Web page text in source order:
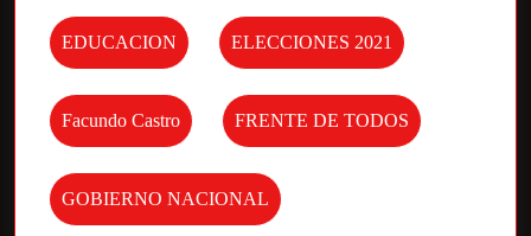
EDUCACION ELECCIONES 2021
Facundo Castro FRENTE DE TODOS
GOBIERNO NACIONAL